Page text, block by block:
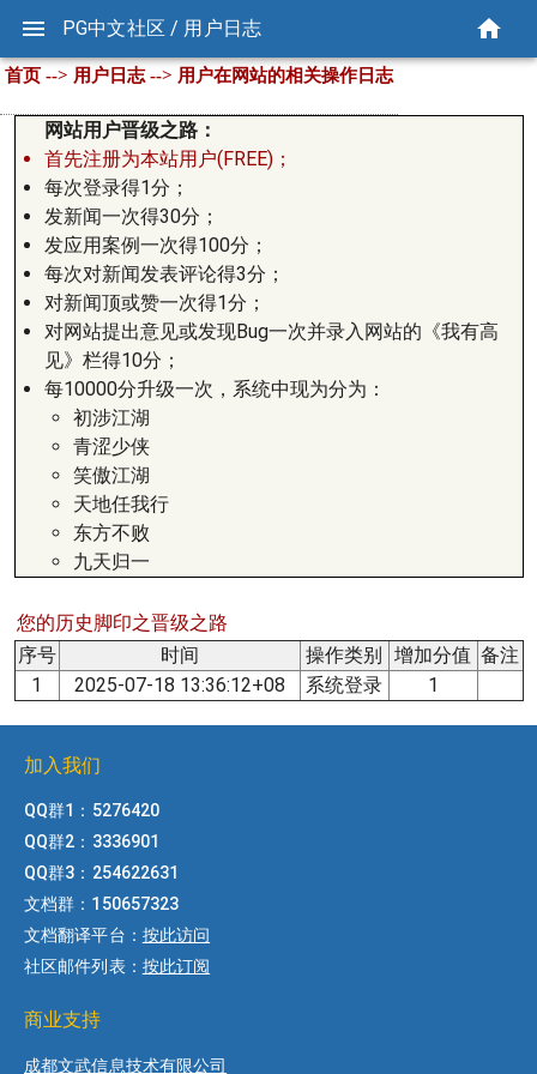
PG中文社区 / 用户日志
首页 --> 用户日志 --> 用户在网站的相关操作日志
网站用户晋级之路：
首先注册为本站用户(FREE)；
每次登录得1分；
发新闻一次得30分；
发应用案例一次得100分；
每次对新闻发表评论得3分；
对新闻顶或赞一次得1分；
对网站提出意见或发现Bug一次并录入网站的《我有高
见》栏得10分；
每10000分升级一次，系统中现为分为：
初涉江湖
青涩少侠
笑傲江湖
天地任我行
东方不败
九天归一
您的历史脚印之晋级之路
序号
时间 操作类别 增加分值 备注
1
2025-07-18 13:36:12+08 系统登录 1
加入我们
QQ群1：5276420
QQ群2：3336901
QQ群3：254622631
文档群：150657323
文档翻译平台： 按此访问
社区邮件列表： 按此订阅
商业支持
成都文武信息技术有限公司